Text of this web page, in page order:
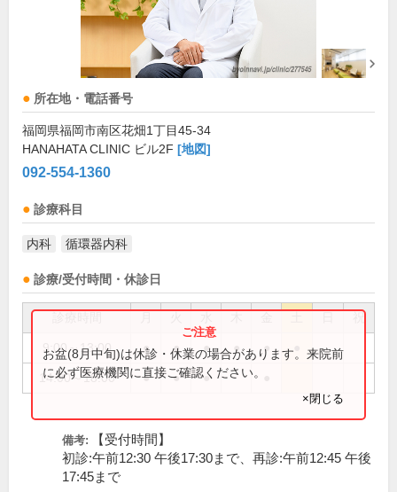
所在地・電話番号
福岡県福岡市南区花畑1丁目45-34
HANAHATA CLINIC ビル2F [地図]
092-554-1360
診療科目
内科 循環器内科
診療/受付時間・休診日
祝
9:00～13:00 ● ● ● ● ●
14:00～18:00 ● ● ●
お盆(8月中旬)は休診・休業の場合があります。来院前
に必ず医療機関に直接ご確認ください。
×閉じる
備考:
【受付時間】
初診:午前12:30 午後17:30まで、再診:午前12:45 午後
17:45まで